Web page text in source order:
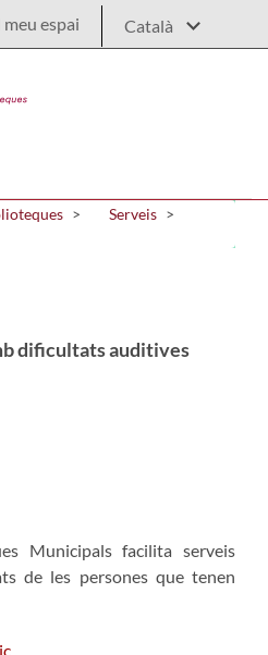
meu espai
Serveis
dificultats auditives
Municipals facilita serveis
de les persones que tenen